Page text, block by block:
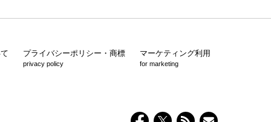
プライバシーポリシー・商標
privacy policy
マーケティング利用
for marketing